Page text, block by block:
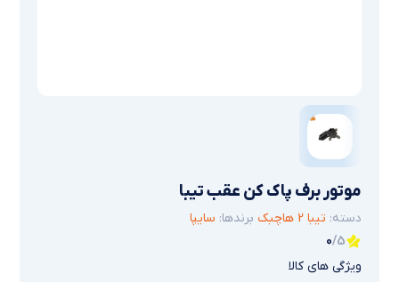
موتور برف پاک کن عقب تیبا
دسته: تیبا 2 هاچبک برندها: سایپا
0/5
ویژگی های کالا